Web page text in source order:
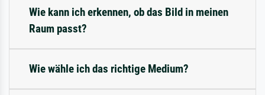
Wie kann ich erkennen, ob das Bild in meinen
Raum passt?
Wie wähle ich das richtige Medium?